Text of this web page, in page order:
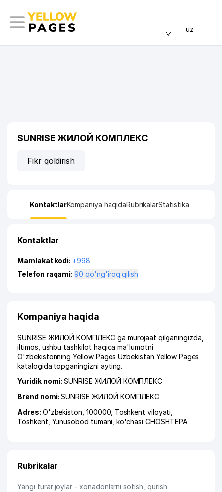
uz
SUNRISE ЖИЛОЙ КОМПЛЕКС
Fikr qoldirish
KontaktlarKompaniya haqidaRubrikalarStatistika
Kontaktlar
Mamlakat kodi: +998
Telefon raqami:
90 qo'ng'iroq qilish
Kompaniya haqida
SUNRISE ЖИЛОЙ КОМПЛЕКС ga murojaat qilganingizda,
iltimos, ushbu tashkilot haqida ma'lumotni
O'zbekistonning Yellow Pages Uzbekistan Yellow Pages
katalogida topganingizni ayting.
Yuridik nomi:SUNRISE ЖИЛОЙ КОМПЛЕКС
Brend nomi:SUNRISE ЖИЛОЙ КОМПЛЕКС
Adres: O'zbekiston, 100000, Toshkent viloyati
Toshkent Yunusobod tumani ko'chasi CHOSHTEPA
Rubrikalar
Yangi turar joylar - xonadonlarni sotish, qurish